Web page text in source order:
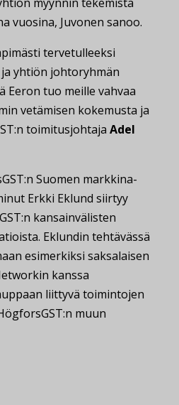
vuosina, Juvonen sanoo.
tervetulleeksi
yhtiön johtoryhmän
Eeron tuo meille vahvaa
vetämisen kokemusta ja
toimitusjohtaja Adel
Suomen markkina-
Erkki Eklund siirtyy
kansainvälisten
Eklundin tehtävässä
esimerkiksi saksalaisen
kanssa
liittyvä toimintojen
muun